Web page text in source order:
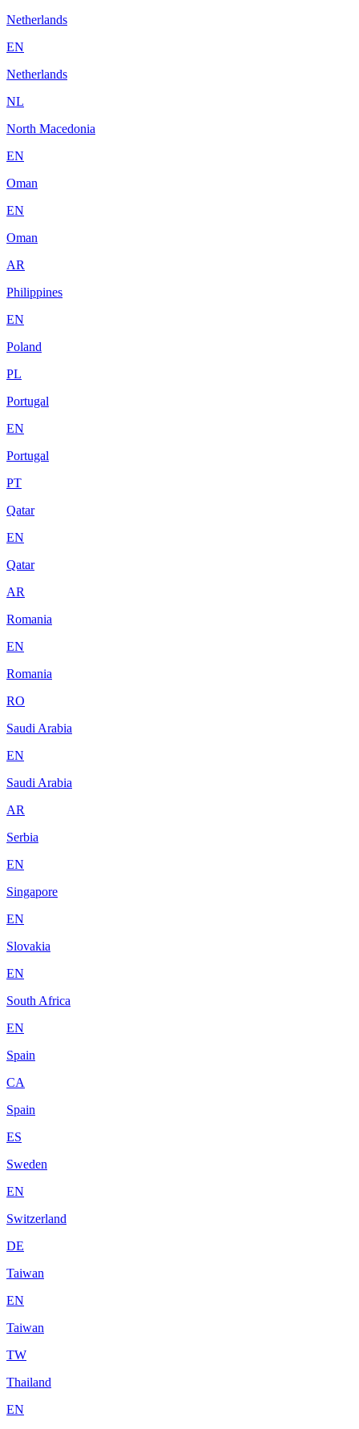
Netherlands
EN
Netherlands
NL
North Macedonia
EN
Oman
EN
Oman
AR
Philippines
EN
Poland
PL
Portugal
EN
Portugal
PT
Qatar
EN
Qatar
AR
Romania
EN
Romania
RO
Saudi Arabia
EN
Saudi Arabia
AR
Serbia
EN
Singapore
EN
Slovakia
EN
South Africa
EN
Spain
CA
Spain
ES
Sweden
EN
Switzerland
DE
Taiwan
EN
Taiwan
TW
Thailand
EN